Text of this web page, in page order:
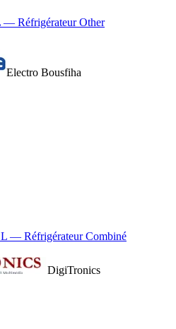
Réfrigérateur Other
Electro Bousfiha
— Réfrigérateur Combiné
DigiTronics